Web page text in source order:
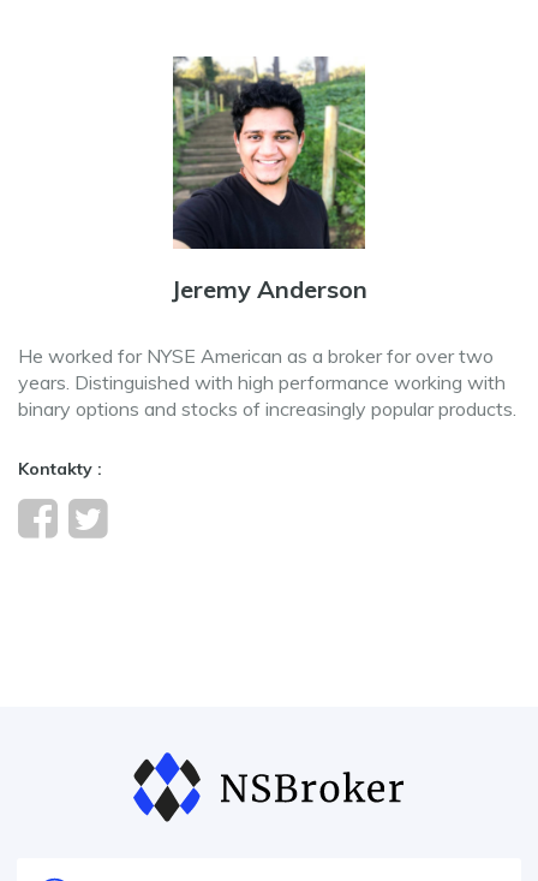
Jeremy Anderson
He worked for NYSE American as a broker for over two
years. Distinguished with high performance working with
binary options and stocks of increasingly popular products.
Kontakty :